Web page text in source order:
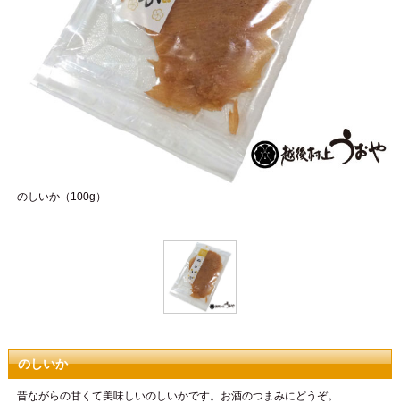
のしいか（100g）
のしいか
昔ながらの甘くて美味しいのしいかです。お酒のつまみにどうぞ。